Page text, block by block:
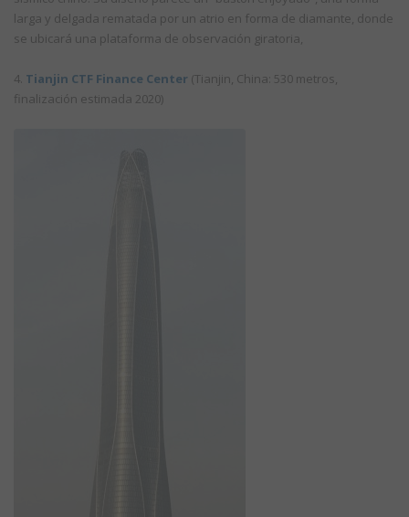
larga y delgada rematada por un atrio en forma de diamante, donde
se ubicará una plataforma de observación giratoria,
4. Tianjin CTF Finance Center (Tianjin, China: 530 metros,
finalización estimada 2020)